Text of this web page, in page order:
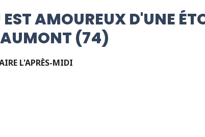
AMOUREUX D'UNE
(74)
L'APRÈS-MIDI